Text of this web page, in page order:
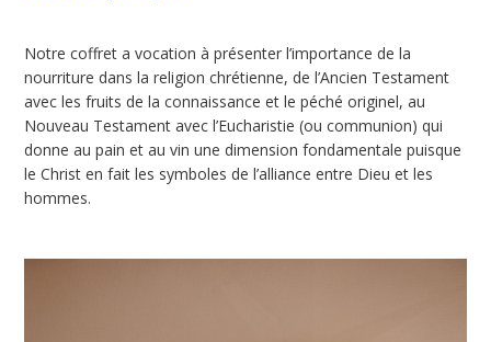
Notre coffret a vocation à présenter l’importance de la
nourriture dans la religion chrétienne, de l’Ancien Testament
avec les fruits de la connaissance et le péché originel, au
Nouveau Testament avec l’Eucharistie (ou communion) qui
donne au pain et au vin une dimension fondamentale puisque
le Christ en fait les symboles de l’alliance entre Dieu et les
hommes.